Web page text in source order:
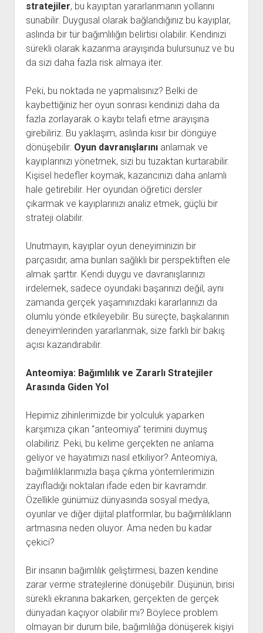
stratejiler, bu kayıptan yararlanmanın yollarını
sunabilir. Duygusal olarak bağlandığınız bu kayıplar,
aslında bir tür bağımlılığın belirtisi olabilir. Kendinizi
sürekli olarak kazanma arayışında bulursunuz ve bu
da sizi daha fazla risk almaya iter.
Peki, bu noktada ne yapmalısınız? Belki de
kaybettiğiniz her oyun sonrası kendinizi daha da
fazla zorlayarak o kaybı telafi etme arayışına
girebiliriz. Bu yaklaşım, aslında kısır bir döngüye
dönüşebilir. Oyun davranışlarınıanlamak ve
kayıplarınızı yönetmek, sizi bu tuzaktan kurtarabilir.
Kişisel hedefler koymak, kazancınızı daha anlamlı
hale getirebilir. Her oyundan öğretici dersler
çıkarmak ve kayıplarınızı analiz etmek, güçlü bir
strateji olabilir.
Unutmayın, kayıplar oyun deneyiminizin bir
parçasıdır, ama bunları sağlıklı bir perspektiften ele
almak şarttır. Kendi duygu ve davranışlarınızı
irdelemek, sadece oyundaki başarınızı değil, aynı
zamanda gerçek yaşamınızdaki kararlarınızı da
olumlu yönde etkileyebilir. Bu süreçte, başkalarının
deneyimlerinden yararlanmak, size farklı bir bakış
açısı kazandırabilir.
Anteomiya: Bağımlılık ve Zararlı Stratejiler
Arasında Giden Yol
Hepimiz zihinlerimizde bir yolculuk yaparken
karşımıza çıkan “anteomiya” terimini duymuş
olabiliriz. Peki, bu kelime gerçekten ne anlama
geliyor ve hayatımızı nasıl etkiliyor? Anteomiya,
bağımlılıklarımızla başa çıkma yöntemlerimizin
zayıfladığı noktaları ifade eden bir kavramdır.
Özellikle günümüz dünyasında sosyal medya,
oyunlar ve diğer dijital platformlar, bu bağımlılıkların
artmasına neden oluyor. Ama neden bu kadar
çekici?
Bir insanın bağımlılık geliştirmesi, bazen kendine
zarar verme stratejilerine dönüşebilir. Düşünün, birisi
sürekli ekranına bakarken, gerçekten de gerçek
dünyadan kaçıyor olabilir mi? Böylece problem
olmayan bir durum bile, bağımlılığa dönüşerek kişiyi